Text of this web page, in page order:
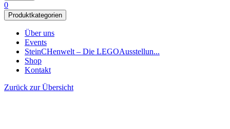
0
Produktkategorien
Über uns
Events
SteinCHenwelt – Die LEGOAusstellun...
Shop
Kontakt
Zurück zur Übersicht